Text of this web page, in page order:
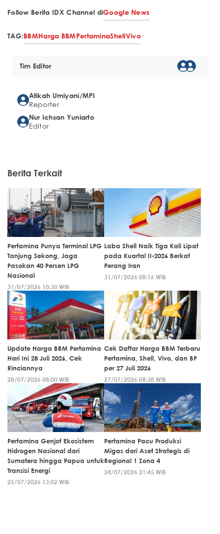
Follow Berita IDX Channel diGoogle News
TAG:BBMHarga BBMPertaminaShellVivo
Tim Editor
Atikah Umiyani/MPI
Reporter
Nur Ichsan Yuniarto
Editor
Berita Terkait
Pertamina Punya Terminal LPG
Tanjung Sekong, Jaga
Pasokan 40 Persen LPG
Nasional
31/07/2026 10:30 WIB
Laba Shell Naik Tiga Kali Lipat
pada Kuartal II-2026 Berkat
Perang Iran
31/07/2026 08:16 WIB
Update Harga BBM Pertamina
Hari Ini 28 Juli 2026, Cek
Rinciannya
28/07/2026 08:00 WIB
Cek Daftar Harga BBM Terbaru
Pertamina, Shell, Vivo, dan BP
per 27 Juli 2026
27/07/2026 08:38 WIB
Pertamina Genjot Ekosistem
Hidrogen Nasional dari
Sumatera hingga Papua untuk
Transisi Energi
25/07/2026 13:02 WIB
Pertamina Pacu Produksi
Migas dari Aset Strategis di
Regional 1 Zona 4
24/07/2026 21:45 WIB